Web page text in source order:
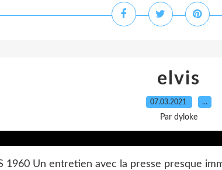
elvis
07.03.2021 …
Par dyloke
1960 Un entretien avec la presse presque